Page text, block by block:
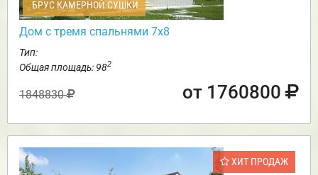
БРУС КАМЕРНОЙ СУШКИ
Дом с тремя спальнями 7х8
Тип:
Общая площадь: 982
1848830 от 1760800
ХИТ ПРОДАЖ